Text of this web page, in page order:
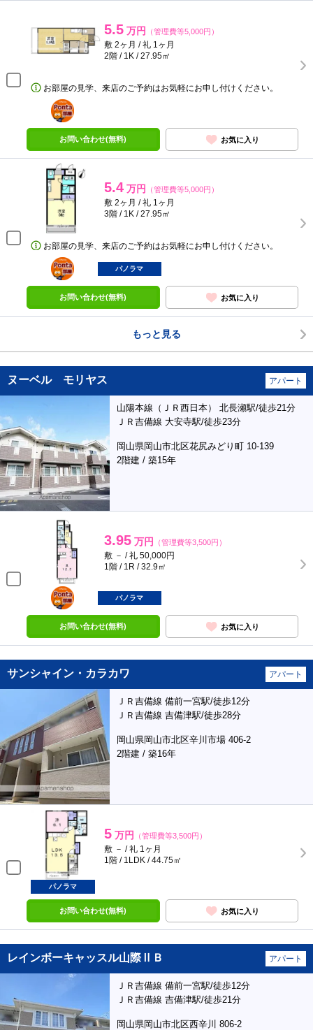
5.5 万円 （管理費等5,000円）
敷 2ヶ月 / 礼 1ヶ月
2階 / 1K / 27.95㎡
お部屋の見学、来店のご予約はお気軽にお申し付けください。
ポンタ
部屋
お問い合わせ(無料) お気に入り
5.4 万円 （管理費等5,000円）
敷 2ヶ月 / 礼 1ヶ月
3階 / 1K / 27.95㎡
お部屋の見学、来店のご予約はお気軽にお申し付けください。
ポンタ
部屋
パノラマ
お問い合わせ(無料) お気に入り
もっと見る
ヌーベル モリヤス アパート
山陽本線（ＪＲ西日本） 北長瀬駅/徒歩21分
ＪＲ吉備線 大安寺駅/徒歩23分
岡山県岡山市北区花尻みどり町 10-139
2階建 / 築15年
3.95 万円 （管理費等3,500円）
敷 － / 礼 50,000円
1階 / 1R / 32.9㎡
ポンタ
部屋
パノラマ
お問い合わせ(無料) お気に入り
サンシャイン・カラカワ アパート
ＪＲ吉備線 備前一宮駅/徒歩12分
ＪＲ吉備線 吉備津駅/徒歩28分
岡山県岡山市北区辛川市場 406-2
2階建 / 築16年
5 万円 （管理費等3,500円）
敷 － / 礼 1ヶ月
1階 / 1LDK / 44.75㎡
パノラマ
お問い合わせ(無料) お気に入り
レインボーキャッスル山際ⅡＢ アパート
ＪＲ吉備線 備前一宮駅/徒歩12分
ＪＲ吉備線 吉備津駅/徒歩21分
岡山県岡山市北区西辛川 806-2